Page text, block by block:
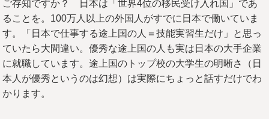
ご存知ですか？ 日本は「世界4位の移民受け入れ国」であ
ることを。100万人以上の外国人がすでに日本で働いていま
す。「日本で仕事する途上国の人＝技能実習生だけ」と思っ
ていたら大間違い。優秀な途上国の人も実は日本の大手企業
に就職しています。途上国のトップ校の大学生の明晰さ（日
本人が優秀というのは幻想）は実際にちょっと話すだけでわ
かります。